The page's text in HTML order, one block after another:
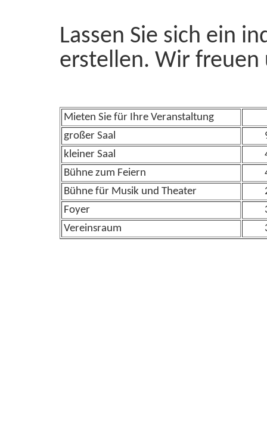
Lassen Sie sich ein
erstellen. Wir freuen
Mieten Sie für Ihre Veranstaltung
großer Saal
kleiner Saal
Bühne zum Feiern
Bühne für Musik und Theater
Foyer
Vereinsraum